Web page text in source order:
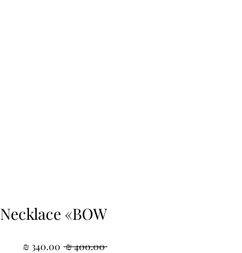
Necklace «BOW”
‏400.00 ‏₪
מחיר